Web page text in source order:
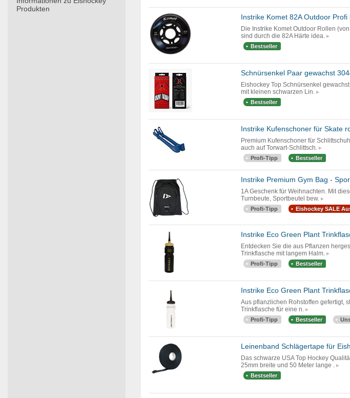
Produkten
Instrike Komet 82A Outdoor Profi
Die Instrike Komet Outdoor Rollen
sind durch die 82A Härte idea.
Bestseller
Schnürsenkel Paar gewachst
Eishockey Top Schnürsenkel
mit kleinen schwarzen Lin.
Bestseller
Instrike Kufenschoner für Skate
Premium Kufenschoner für
auch auf Torwart-Schlittsch.
Profi-Tipp Bestseller
Instrike Premium Gym Bag -
1A Geschenk für Weihnachten. Mit
Turnbeute, Sportbeutel bew.
Profi-Tipp Eishockey SALE
Instrike Eco Green Plant
Entdecken Sie die aus Pflanzen
Trinkflasche mit langem Halm.
Profi-Tipp Bestseller
Instrike Eco Green Plant
Aus pflanzlichen Rohstoffen gefertigt,
Trinkflasche für eine n.
Profi-Tipp Bestseller
Leinenband Schlägertape für
Das schwarze USA Top Hockey
25mm breite und 50 Meter lange .
Bestseller